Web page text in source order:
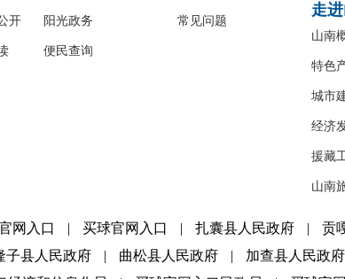
开 阳光政务
便民查询
常见问题
走
山南
特色
城市
经济
援藏
山南
网入口 | 买球官网入口 | 扎囊县人民政府 | 贡
子县人民政府 | 曲松县人民政府 | 加查县人民政府